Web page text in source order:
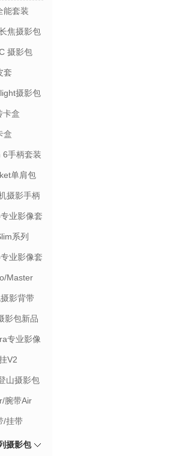
能套装
焦摄影包
摄影包
套
摄影包
卡盒
盒
6手柄套装
单肩包
摄影手柄
业影像套
系列
业影像套
Master
影背带
影包新品
专业影像
V2
山摄影包
腕带Air
/挂带
摄影包